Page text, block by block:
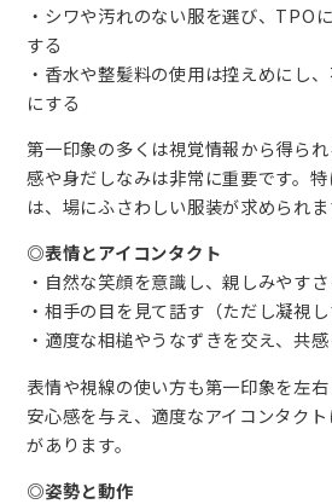
・シワや汚れのない服を選び、TPO
する
・香水や整髪料の使用は控えめにし
にする
第一印象の多くは視覚情報から得ら
感や身だしなみは非常に重要です。
は、場にふさわしい服装が求められま
◎表情とアイコンタクト
・自然な笑顔を意識し、親しみやす
・相手の目を見て話す（ただし凝視し
・適度な相槌やうなずきを交え、共
表情や視線の使い方も第一印象を左
安心感を与え、適度なアイコンタク
があります。
◎姿勢と動作